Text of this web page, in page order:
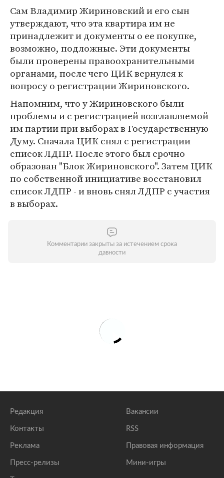
Сам Владимир Жириновский и его сын
утверждают, что эта квартира им не
принадлежит и документы о ее покупке,
возможно, подложные. Эти документы
были проверены правоохранительными
органами, после чего ЦИК вернулся к
вопросу о регистрации Жириновского.
Напомним, что у Жириновского были
проблемы и с регистрацией возглавляемой
им партии при выборах в Государственную
Думу. Сначала ЦИК снял с регистрации
список ЛДПР. После этого был срочно
образован "Блок Жириновского". Затем ЦИК
по собственной инициативе восстановил
список ЛДПР - и вновь снял ЛДПР с участия
в выборах.
Комментарии закрыты за истечением срока
давности
Редакция
Контакты
Реклама
Пресс-релизы
Вакансии
RSS
Правовая информация
Мини-игры